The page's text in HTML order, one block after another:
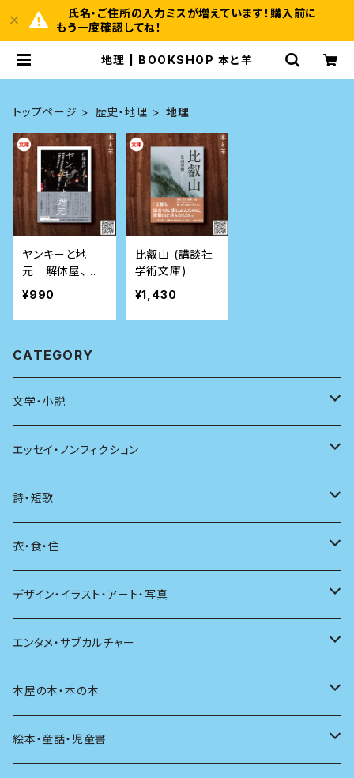
氏名・ご住所の入力ミスが増えています！購入前に
もう一度確認してね！
地理 | BOOKSHOP 本と羊
トップページ 歴史・地理 地理
ヤンキーと地
元 解体屋、風
俗経営者、ヤミ
縄の若者たち
¥990
比叡山 (講談社
学術文庫)
¥1,430
CATEGORY
文学・小説
日本
海外
日本語
文学理論
評論
文章術
エッセイ・ノンフィクション
エッセイ
日記
ノンフィクション
その他
評論
言葉
詩・短歌
詩
短歌
その他
衣・食・住
着る
食べる
料理
発酵・麹
住う
その他
デザイン・イラスト・アート・写真
デザイン
イラスト
アート
エンタメ・サブカルチャー
映画
音楽
本屋の本・本の本
本屋さんの本
絵本・童話・児童書